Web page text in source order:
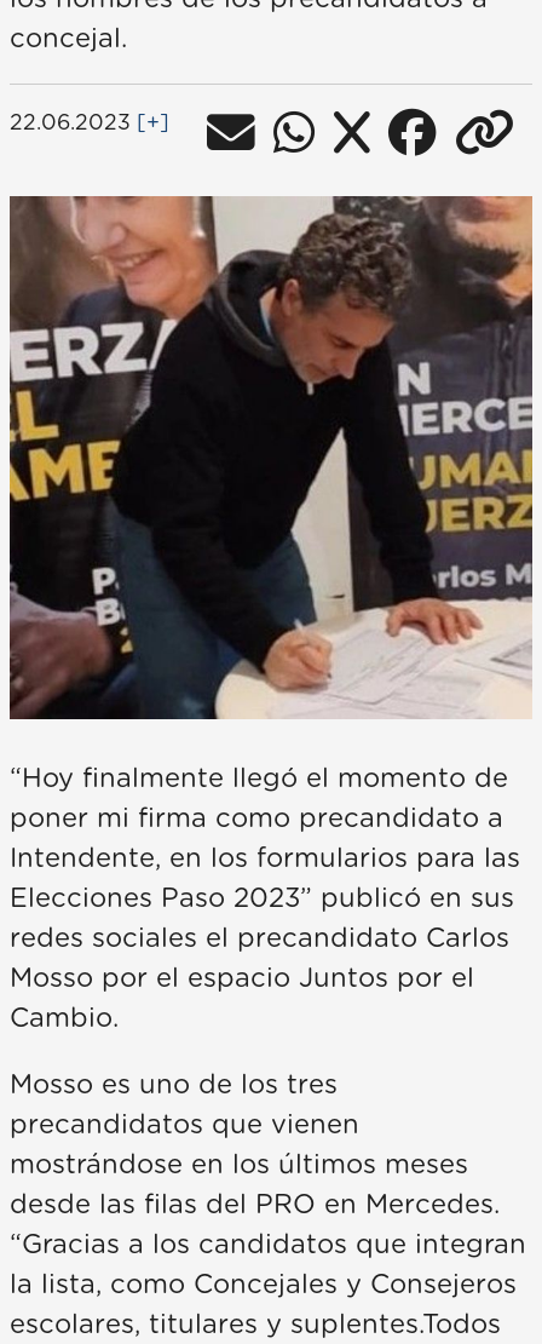
concejal.
22.06.2023 [+]
“Hoy finalmente llegó el momento de
poner mi firma como precandidato a
Intendente, en los formularios para las
Elecciones Paso 2023” publicó en sus
redes sociales el precandidato Carlos
Mosso por el espacio Juntos por el
Cambio.
Mosso es uno de los tres
precandidatos que vienen
mostrándose en los últimos meses
desde las filas del PRO en Mercedes.
“Gracias a los candidatos que integran
la lista, como Concejales y Consejeros
escolares, titulares y suplentes.Todos